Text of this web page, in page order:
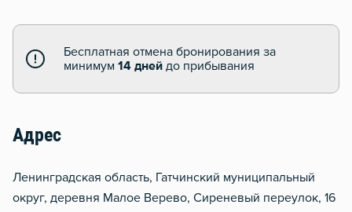
Бесплатная отмена бронирования за
минимум 14 дней до прибывания
Адрес
Ленинградская область, Гатчинский муниципальный
округ, деревня Малое Верево, Сиреневый переулок, 16